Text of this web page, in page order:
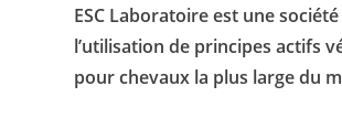
ESC Laboratoire est une
l’utilisation de principes actifs
pour chevaux la plus large du